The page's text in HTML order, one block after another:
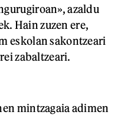
azaldu
Hain zuzen ere,
eskolan sakontzeari
zabaltzeari.
mintzagaia adimen